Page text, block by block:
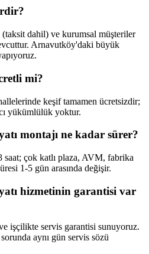
dahil) ve kurumsal müşteriler
Arnavutköy'daki büyük
mi?
keşif tamamen ücretsizdir;
yükümlülük yoktur.
montajı ne kadar sürer?
saat; çok katlı plaza, AVM, fabrika
1-5 gün arasında değişir.
hizmetinin garantisi var
işçilikte servis garantisi sunuyoruz.
aynı gün servis sözü